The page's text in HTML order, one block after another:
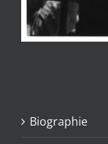
Biographie